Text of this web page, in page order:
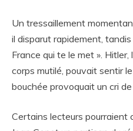
Un tressaillement
il disparut rapidement, tandis
France qui te le met ».
corps mutilé, pouvait sentir
bouchée provoquait un cri de
Certains lecteurs pourraient